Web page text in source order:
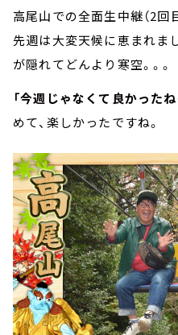
高尾山での全面生中継（2回
先週は大変天候に恵まれま
が隠れてどんより寒空。。。
「今週じゃなくて良かったね
めて、楽しかったですね。